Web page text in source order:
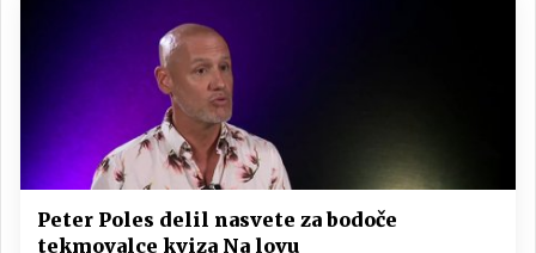
Peter Poles delil nasvete za bodoče
tekmovalce kviza Na lovu